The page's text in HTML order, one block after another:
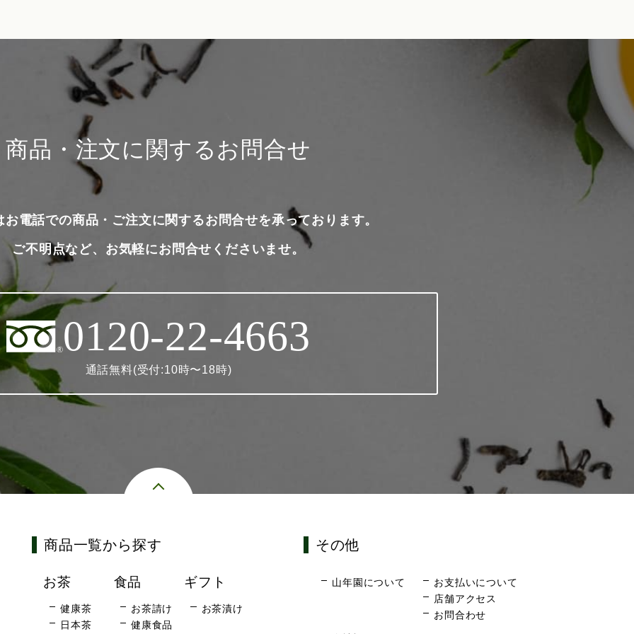
商品・注文に関するお問合せ
お電話での商品・ご注文に関するお問合せを承っております。
ご不明点など、お気軽にお問合せくださいませ。
0120-22-4663
通話無料(受付:10時〜18時)
商品一覧から探す
お茶
健康茶
日本茶
食品
お茶請け
健康食品
ギフト
お茶漬け
その他
山年園について
お支払いについて
店舗アクセス
お問合わせ